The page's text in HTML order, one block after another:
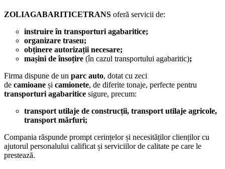
ZOLIAGABARITICETRANS oferă servicii de:
instruire în transporturi agabaritice;
organizare traseu;
obținere autorizații necesare;
mașini de însoțire (în cazul transportului agabaritic);
Firma dispune de un parc auto, dotat cu zeci
de camioane și camionete, de diferite tonaje, perfecte pentru
transporturi agabaritice sigure, precum:
transport utilaje de construcții, transport utilaje agricole,
transport mărfuri;
Compania răspunde prompt cerințelor și necesităților clienților cu
ajutorul personalului calificat și serviciilor de calitate pe care le
prestează.